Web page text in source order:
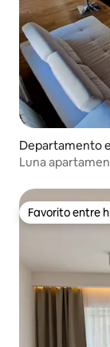
Departamento
Luna
Favorito entre
Favorito entre